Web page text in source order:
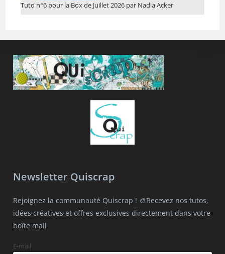
Tuto n°6 pour la Box de Juillet 2026 par Nadia Acker
Newsletter Quiscrap
Rejoignez la communauté Quiscrap ! 🎨Recevez nos tutos,
idées créatives et offres exclusives directement dans votre
boîte mail
E-mail